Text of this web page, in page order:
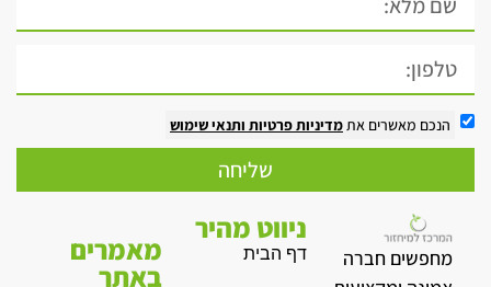
הנכם מאשרים אתמדיניות פרטיות ותנאי שימוש
שליחה
מחפשים חברה
ניווט מהיר
דף הבית
מאמרים
באתר